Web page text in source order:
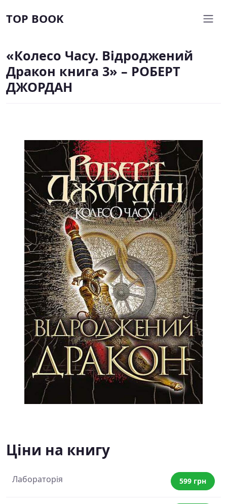
TOP BOOK
«Колесо Часу. Відроджений
Дракон книга 3» – РОБЕРТ
ДЖОРДАН
Ціни на книгу
Лабораторія 599 грн